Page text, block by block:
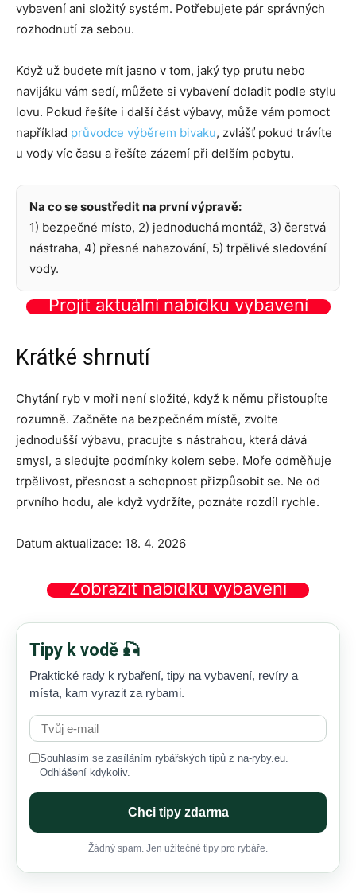
vybavení ani složitý systém. Potřebujete pár správných
rozhodnutí za sebou.
Když už budete mít jasno v tom, jaký typ prutu nebo
navijáku vám sedí, můžete si vybavení doladit podle stylu
lovu. Pokud řešíte i další část výbavy, může vám pomoct
například průvodce výběrem bivaku, zvlášť pokud trávíte
u vody víc času a řešíte zázemí při delším pobytu.
Na co se soustředit na první výpravě:
1) bezpečné místo, 2) jednoduchá montáž, 3) čerstvá
nástraha, 4) přesné nahazování, 5) trpělivé sledování
vody.
Projít aktuální nabídku vybavení
Krátké shrnutí
Chytání ryb v moři není složité, když k němu přistoupíte
rozumně. Začněte na bezpečném místě, zvolte
jednodušší výbavu, pracujte s nástrahou, která dává
smysl, a sledujte podmínky kolem sebe. Moře odměňuje
trpělivost, přesnost a schopnost přizpůsobit se. Ne od
prvního hodu, ale když vydržíte, poznáte rozdíl rychle.
Datum aktualizace: 18. 4. 2026
Zobrazit nabídku vybavení
Tipy k vodě 🎣
Praktické rady k rybaření, tipy na vybavení, revíry a
místa, kam vyrazit za rybami.
Souhlasím se zasíláním rybářských tipů z na-ryby.eu.
Odhlášení kdykoliv.
Chci tipy zdarma
Žádný spam. Jen užitečné tipy pro rybáře.